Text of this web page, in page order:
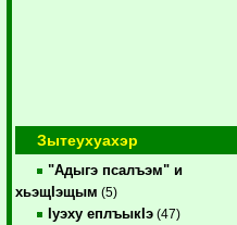
Зытеухуахэр
"Адыгэ псалъэм" и
хьэщIэщым (5)
Iуэху еплъыкIэ (47)